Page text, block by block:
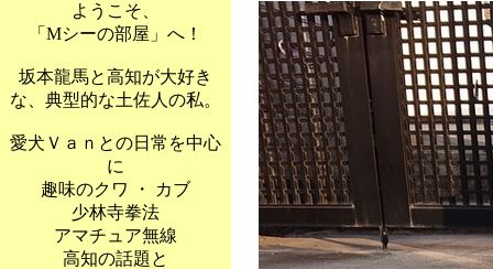
ようこそ、
「Mシーの部屋」へ！
坂本龍馬と高知が大好き
な、典型的な土佐人の私。
愛犬Ｖａｎとの日常を中心
に
趣味のクワ ・ カブ
少林寺拳法
アマチュア無線
高知の話題と